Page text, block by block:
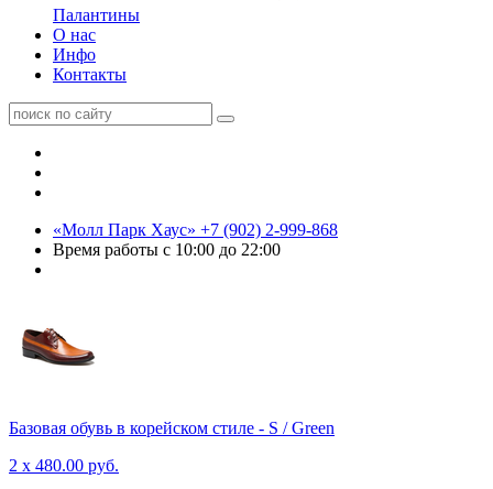
Палантины
О нас
Инфо
Контакты
«Молл Парк Хаус» +7 (902) 2-999-868
Время работы с 10:00 до 22:00
Базовая обувь в корейском стиле - S / Green
2 x 480.00 руб.